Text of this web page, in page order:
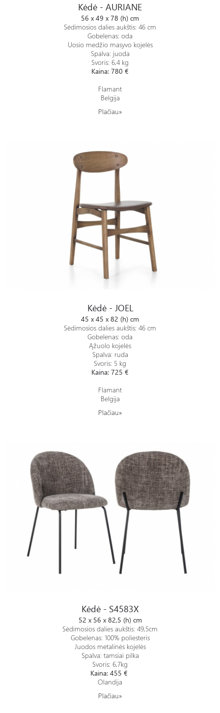
Kėdė - AURIANE
56 x 49 x 78 (h) cm
Sėdimosios dalies aukštis: 46 cm
Gobelenas: oda
Uosio medžio masyvo kojelės
Spalva: juoda
Svoris: 6,4 kg
Kaina: 780 €
Flamant
Belgija
Plačiau»
Kėdė - JOEL
45 x 45 x 82 (h) cm
Sėdimosios dalies aukštis: 46 cm
Gobelenas: oda
Ąžuolo kojelės
Spalva: ruda
Svoris: 5 kg
Kaina: 725 €
Flamant
Belgija
Plačiau»
Kėdė - S4583X
52 x 56 x 82,5 (h) cm
Sėdimosios dalies aukštis: 49,5cm
Gobelenas: 100% poliesteris
Juodos metalinės kojelės
Spalva: tamsiai pilka
Svoris: 6,7kg
Kaina: 455 €
Olandija
Plačiau»